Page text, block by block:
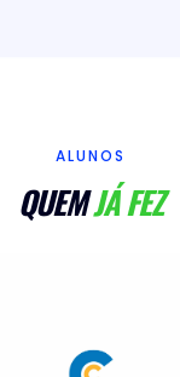
ALUNOS
QUEMJÁ FEZ